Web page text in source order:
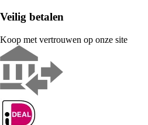
Veilig betalen
Koop met vertrouwen op onze site